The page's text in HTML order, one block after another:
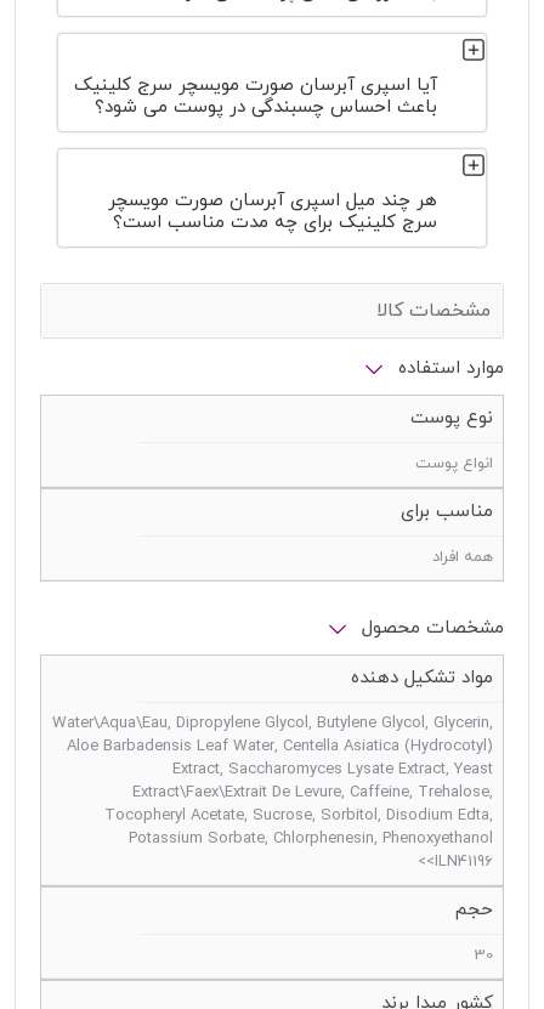
آیا اسپری آبرسان صورت مویسچر سرج کلینیک
باعث احساس چسبندگی در پوست می شود؟
هر چند میل اسپری آبرسان صورت مویسچر
سرج کلینیک برای چه مدت مناسب است؟
مشخصات کالا
موارد استفاده
نوع پوست
انواع پوست
مناسب برای
همه افراد
مشخصات محصول
مواد تشکیل دهنده
Water\Aqua\Eau, Dipropylene Glycol, Butylene Glycol, Glycerin,
Aloe Barbadensis Leaf Water, Centella Asiatica (Hydrocotyl)
Extract, Saccharomyces Lysate Extract, Yeast
Extract\Faex\Extrait De Levure, Caffeine, Trehalose,
Tocopheryl Acetate, Sucrose, Sorbitol, Disodium Edta,
Potassium Sorbate, Chlorphenesin, Phenoxyethanol
<ILN41196>
حجم
30
کشور مبدا برند